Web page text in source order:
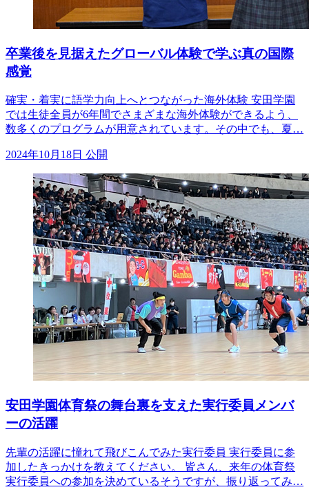
卒業後を見据えたグローバル体験で学ぶ真の国際
感覚
確実・着実に語学力向上へとつながった海外体験 安田学園
では生徒全員が6年間でさまざまな海外体験ができるよう、
数多くのプログラムが用意されています。その中でも、夏…
2024年10月18日 公開
安田学園体育祭の舞台裏を支えた実行委員メンバ
ーの活躍
先輩の活躍に憧れて飛びこんでみた実行委員 実行委員に参
加したきっかけを教えてください。 皆さん、来年の体育祭
実行委員への参加を決めているそうですが、振り返ってみ…